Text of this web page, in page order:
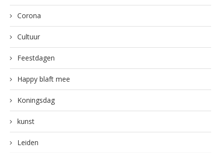
Corona
Cultuur
Feestdagen
Happy blaft mee
Koningsdag
kunst
Leiden